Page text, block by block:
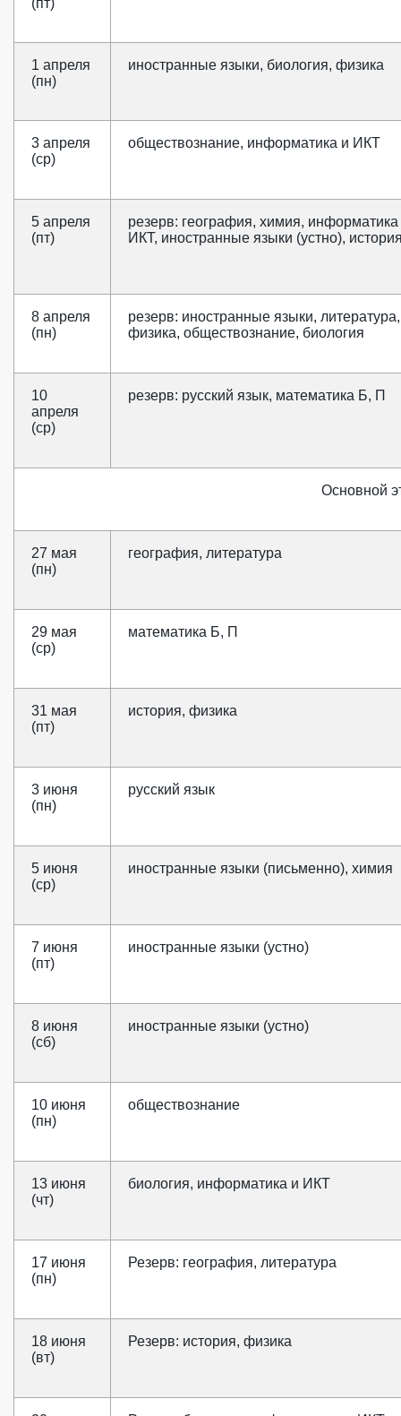
1 апреля
(пн)
иностранные языки, биология, физика
3 апреля
(ср)
обществознание, информатика и ИКТ
5 апреля
(пт)
резерв: география, химия, информатика
ИКТ, иностранные языки (устно),
8 апреля
(пн)
резерв: иностранные языки, литература,
физика, обществознание, биология
10
апреля
(ср)
резерв: русский язык, математика Б, П
Основной
27 мая
(пн)
география, литература
29 мая
(ср)
математика Б, П
31 мая
(пт)
история, физика
3 июня
(пн)
русский язык
5 июня
(ср)
иностранные языки (письменно), химия
7 июня
(пт)
иностранные языки (устно)
8 июня
(сб)
иностранные языки (устно)
10 июня
(пн)
обществознание
13 июня
(чт)
биология, информатика и ИКТ
17 июня
(пн)
Резерв: география, литература
18 июня
(вт)
Резерв: история, физика